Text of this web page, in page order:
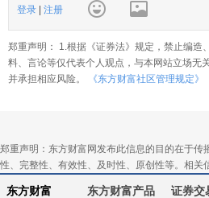
登录 | 注册
郑重声明： 1.根据《证券法》规定，禁止编
料、言论等仅代表个人观点，与本网站立场无
并承担相应风险。
《东方财富社区管理规定》
郑重声明：东方财富网发布此信息的目的在于
性、完整性、有效性、及时性、原创性等。相
东方财富 东方财富产品 证券交